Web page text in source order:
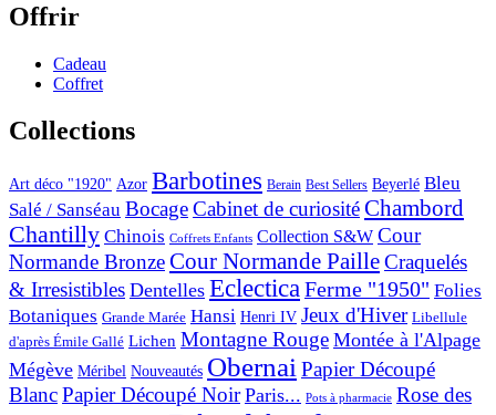
Offrir
Cadeau
Coffret
Collections
Art déco "1920" Azor Barbotines Berain Best Sellers Beyerlé Bleu
Salé / Sanséau BocageCabinet de curiositéChambord
Chantilly Chinois Coffrets Enfants Collection S&W Cour
Normande BronzeCour Normande PailleCraquelés
& Irresistibles Dentelles EclecticaFerme "1950" Folies
Botaniques Grande Marée Hansi Henri IV Jeux d'Hiver Libellule
d'après Émile Gallé Lichen Montagne Rouge Montée à l'Alpage
Mégève Méribel Nouveautés ObernaiPapier Découpé
BlancPapier Découpé Noir Paris... Pots à pharmacie Rose des